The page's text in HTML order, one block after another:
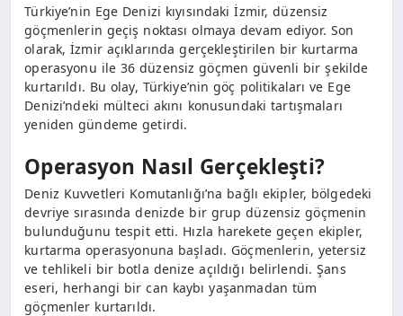
Türkiye’nin Ege Denizi kıyısındaki İzmir, düzensiz
göçmenlerin geçiş noktası olmaya devam ediyor. Son
olarak, İzmir açıklarında gerçekleştirilen bir kurtarma
operasyonu ile 36 düzensiz göçmen güvenli bir şekilde
kurtarıldı. Bu olay, Türkiye’nin göç politikaları ve Ege
Denizi’ndeki mülteci akını konusundaki tartışmaları
yeniden gündeme getirdi.
Operasyon Nasıl Gerçekleşti?
Deniz Kuvvetleri Komutanlığı’na bağlı ekipler, bölgedeki
devriye sırasında denizde bir grup düzensiz göçmenin
bulunduğunu tespit etti. Hızla harekete geçen ekipler,
kurtarma operasyonuna başladı. Göçmenlerin, yetersiz
ve tehlikeli bir botla denize açıldığı belirlendi. Şans
eseri, herhangi bir can kaybı yaşanmadan tüm
göçmenler kurtarıldı.